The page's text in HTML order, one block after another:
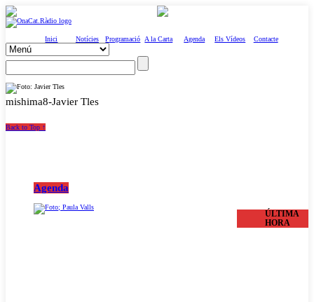
Inici Notícies Programació A la Carta Agenda Els Vídeos Contacte
mishima8-Javier Tles
Back to Top ↑
Agenda
ÚLTIMA
HORA